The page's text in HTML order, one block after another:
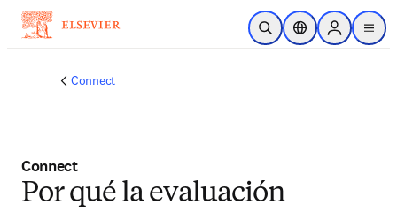
Saltar al contenido principal
Abrir búsqueda
Selector deSign in to
menu
Connect
Connect
Por qué la evaluación